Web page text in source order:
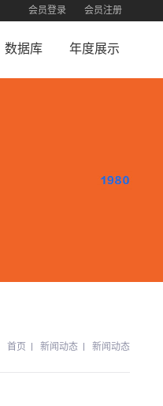
会员登录 会员注册
数据库 年度展示
首页 新闻动态 新闻动态